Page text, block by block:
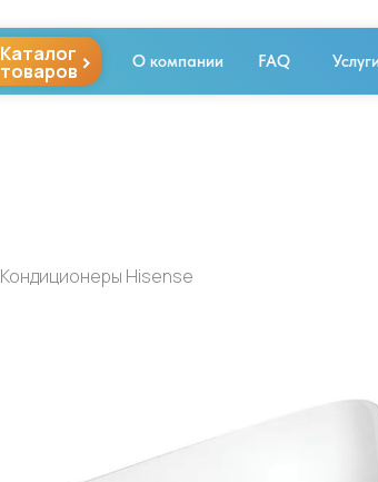
О компании FAQ
Каталог
товаров >
Кондиционеры Hisense